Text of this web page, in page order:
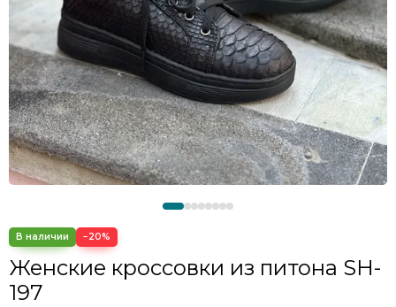
−20%
Женские кроссовки из питона SH-
197